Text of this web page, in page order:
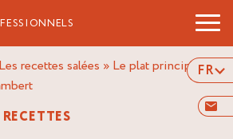
FR
Les recettes salées » Le plat principal»